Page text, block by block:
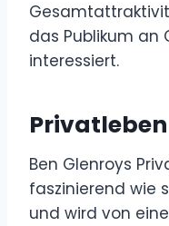
das Publikum an
interessiert.
Privatleben
Ben Glenroys
faszinierend wie
und wird von